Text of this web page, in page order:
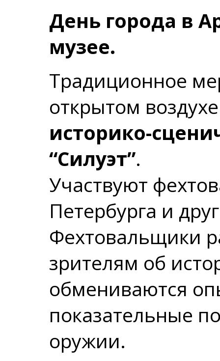
День города в
музее.
Традиционное
открытом
историко-
“Силуэт”.
Участвуют
Петербурга и
Фехтовальщики
зрителям об
обмениваются
показательные
оружии.